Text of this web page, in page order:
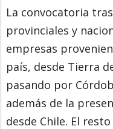
La convocatoria
provinciales y
empresas
país, desde Tierra
pasando por
además de la
desde Chile. El